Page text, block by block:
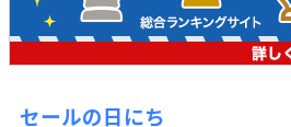
セールの日にち